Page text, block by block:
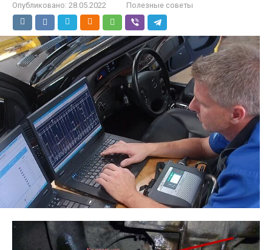
Опубликовано: 28.05.2022 Полезные советы